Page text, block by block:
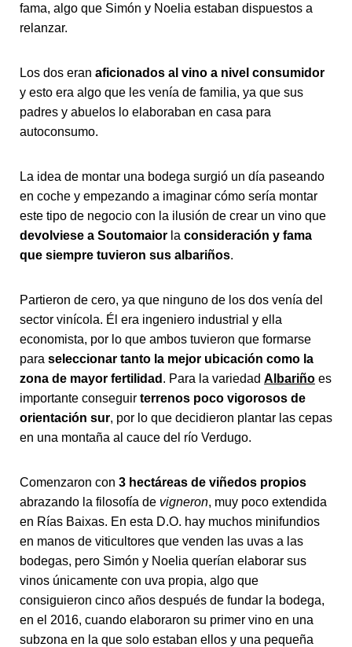
fama, algo que Simón y Noelia estaban dispuestos a
relanzar.
Los dos eran aficionados al vino a nivel consumidor
y esto era algo que les venía de familia, ya que sus
padres y abuelos lo elaboraban en casa para
autoconsumo.
La idea de montar una bodega surgió un día paseando
en coche y empezando a imaginar cómo sería montar
este tipo de negocio con la ilusión de crear un vino que
devolviese a Soutomaior la consideración y fama
que siempre tuvieron sus albariños.
Partieron de cero, ya que ninguno de los dos venía del
sector vinícola. Él era ingeniero industrial y ella
economista, por lo que ambos tuvieron que formarse
para seleccionar tanto la mejor ubicación como la
zona de mayor fertilidad . Para la variedad Albariño es
importante conseguir terrenos poco vigorosos de
orientación sur, por lo que decidieron plantar las cepas
en una montaña al cauce del río Verdugo.
Comenzaron con 3 hectáreas de viñedos propios
abrazando la filosofía de vigneron, muy poco extendida
en Rías Baixas. En esta D.O. hay muchos minifundios
en manos de viticultores que venden las uvas a las
bodegas, pero Simón y Noelia querían elaborar sus
vinos únicamente con uva propia, algo que
consiguieron cinco años después de fundar la bodega,
en el 2016, cuando elaboraron su primer vino en una
subzona en la que solo estaban ellos y una pequeña